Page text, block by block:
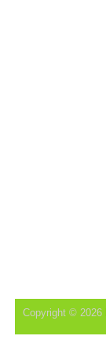
Copyright © 2026